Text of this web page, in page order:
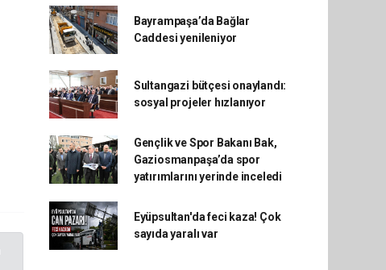
Bayrampaşa’da Bağlar
Caddesi yenileniyor
Sultangazi bütçesi onaylandı:
sosyal projeler hızlanıyor
Gençlik ve Spor Bakanı Bak,
Gaziosmanpaşa’da spor
yatırımlarını yerinde inceledi
Eyüpsultan'da feci kaza! Çok
sayıda yaralı var